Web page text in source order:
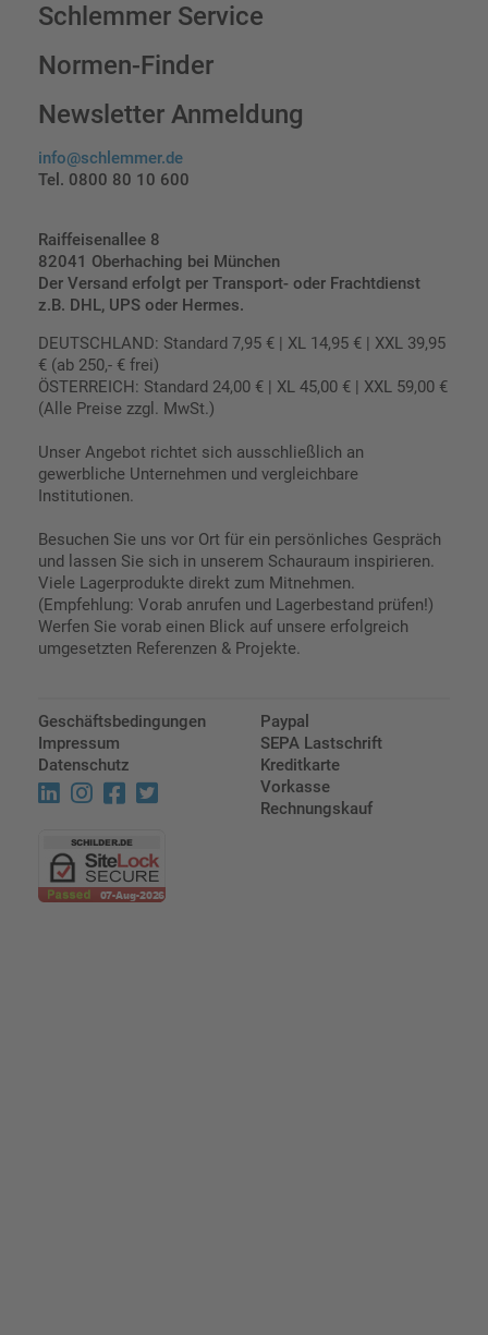
Schlemmer Service
Normen-Finder
Newsletter Anmeldung
info@schlemmer.de
Tel. 0800 80 10 600
Raiffeisenallee 8
82041 Oberhaching bei München
Der Versand erfolgt per Transport- oder Frachtdienst
z.B. DHL, UPS oder Hermes.
DEUTSCHLAND: Standard 7,95 € | XL 14,95 € | XXL 39,95
€ (ab 250,- € frei)
ÖSTERREICH: Standard 24,00 € | XL 45,00 € | XXL 59,00 €
(Alle Preise zzgl. MwSt.)
Unser Angebot richtet sich ausschließlich an
gewerbliche Unternehmen und vergleichbare
Institutionen.
Besuchen Sie uns vor Ort für ein persönliches Gespräch
und lassen Sie sich in unserem Schauraum inspirieren.
Viele Lagerprodukte direkt zum Mitnehmen.
(Empfehlung: Vorab anrufen und Lagerbestand prüfen!)
Werfen Sie vorab einen Blick auf unsere erfolgreich
umgesetzten Referenzen & Projekte.
Geschäftsbedingungen
Impressum
Datenschutz
Paypal
SEPA Lastschrift
Kreditkarte
Vorkasse
Rechnungskauf